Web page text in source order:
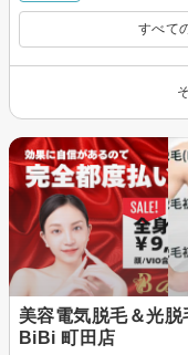
すべて
美容電気脱毛＆光
BiBi 町田店